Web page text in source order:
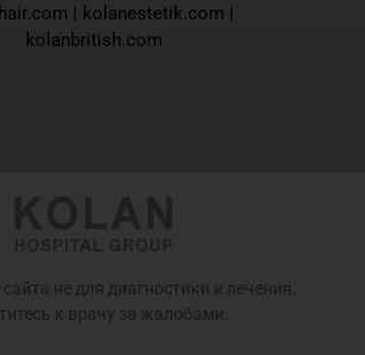
| kolanestetik.com |
kolanbritish.com
не для диагностики и лечения.
к врачу за жалобами.